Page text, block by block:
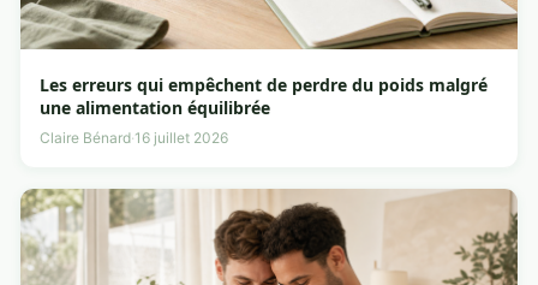
Les erreurs qui empêchent de perdre du poids malgré
une alimentation équilibrée
Claire Bénard·16 juillet 2026